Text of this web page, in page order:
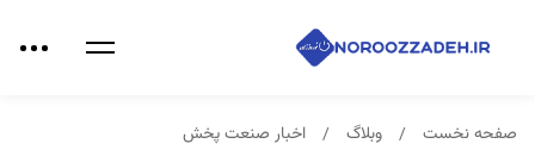
صفحه نخست وبلاگ
اخبار صنعت پخش